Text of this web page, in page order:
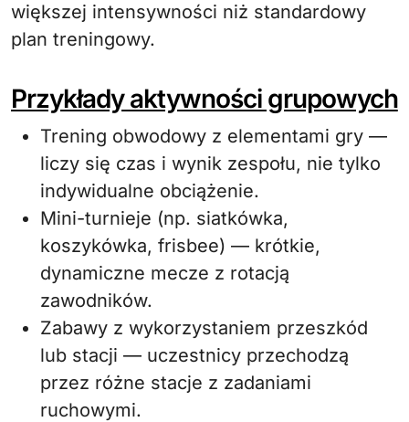
większej intensywności niż standardowy
plan treningowy.
Przykłady aktywności grupowych
Trening obwodowy z elementami gry —
liczy się czas i wynik zespołu, nie tylko
indywidualne obciążenie.
Mini-turnieje (np. siatkówka,
koszykówka, frisbee) — krótkie,
dynamiczne mecze z rotacją
zawodników.
Zabawy z wykorzystaniem przeszkód
lub stacji — uczestnicy przechodzą
przez różne stacje z zadaniami
ruchowymi.